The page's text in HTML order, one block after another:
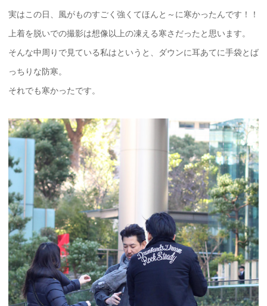
実はこの日、風がものすごく強くてほんと～に寒かったんです！！
上着を脱いでの撮影は想像以上の凍える寒さだったと思います。
そんな中周りで見ている私はというと、ダウンに耳あてに手袋とば
っちりな防寒。
それでも寒かったです。